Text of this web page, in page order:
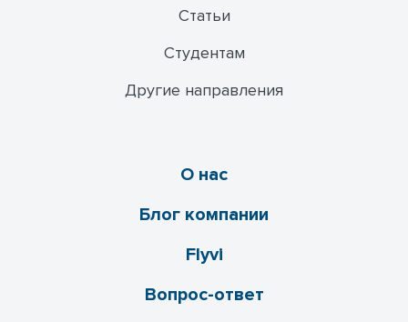
Статьи
Студентам
Другие направления
О нас
Блог компании
Flyvi
Вопрос-ответ